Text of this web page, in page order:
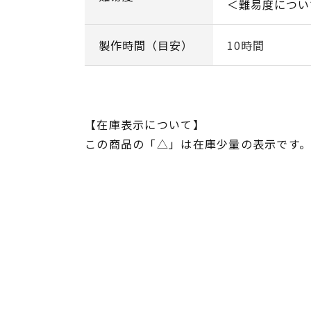
＜難易度につ
製作時間（目安） 10時間
【在庫表示について】
この商品の「△」は在庫少量の表示です。